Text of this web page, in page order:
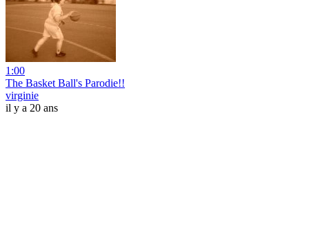
1:00
The Basket Ball's Parodie!!
virginie
il y a 20 ans